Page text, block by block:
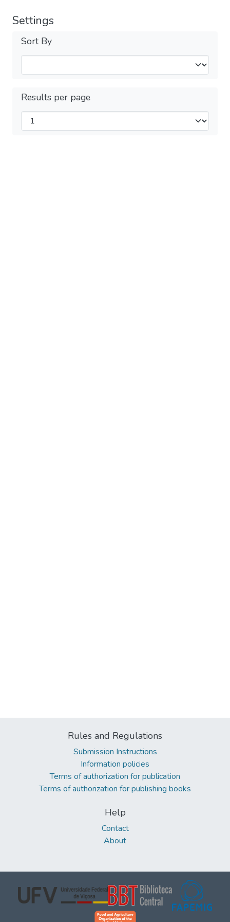
Settings
Sort By
Results per page
Rules and Regulations
Submission Instructions
Information policies
Terms of authorization for publication
Terms of authorization for publishing books
Help
Contact
About